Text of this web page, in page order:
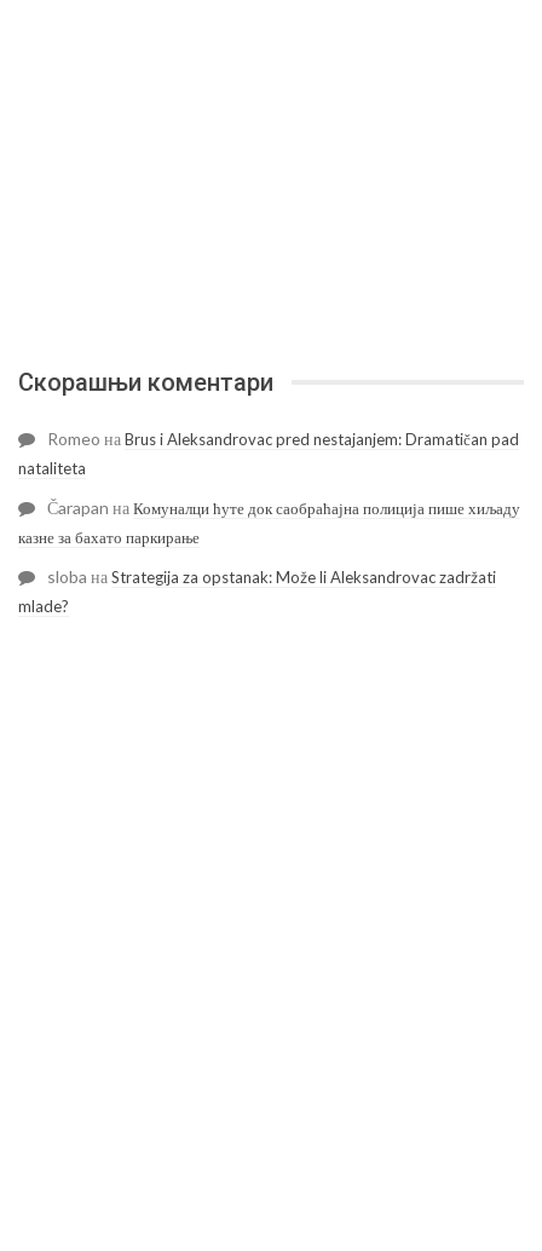
Скорашњи коментари
Romeo наBrus i Aleksandrovac pred nestajanjem: Dramatičan pad
nataliteta
Čarapan наКомуналци ћуте док саобраћајна полиција пише хиљаду
казне за бахато паркирање
sloba наStrategija za opstanak: Može li Aleksandrovac zadržati
mlade?